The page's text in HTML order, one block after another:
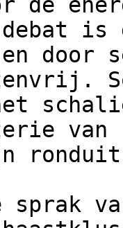
debat
door
van